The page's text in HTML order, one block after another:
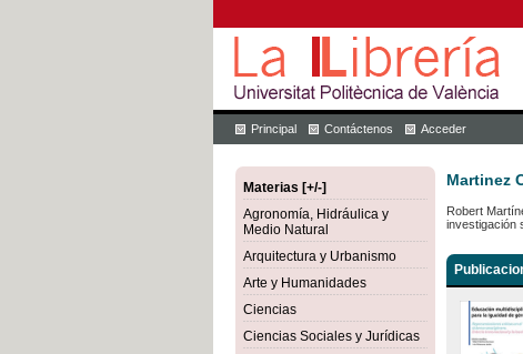
Principal Contáctenos Acceder
Materias [+/-]
Agronomía, Hidráulica y
Medio Natural
Arquitectura y Urbanismo
Arte y Humanidades
Ciencias
Ciencias Sociales y Jurídicas
Martinez
Robert
investigación